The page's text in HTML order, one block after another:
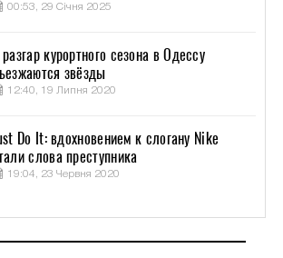
00:53, 29 Січня 2025
курортного сезона в Одессу
звёзды
12:40, 19 Липня 2020
Do It: вдохновением к слогану Nike
слова преступника
19:04, 23 Червня 2020